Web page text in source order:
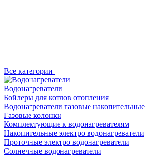
Все категории
Водонагреватели
Бойлеры для котлов отопления
Водонагреватели газовые накопительные
Газовые колонки
Комплектующие к водонагревателям
Накопительные электро водонагреватели
Проточные электро водонагреватели
Солнечные водонагреватели